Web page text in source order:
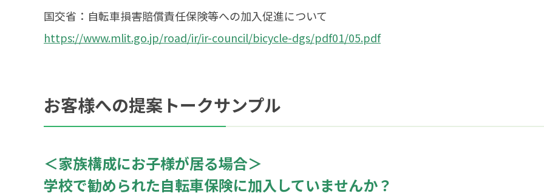
国交省：自転車損害賠償責任保険等への加入促進について
https://www.mlit.go.jp/road/ir/ir-council/bicycle-dgs/pdf01/05.pdf
お客様への提案トークサンプル
＜家族構成にお子様が居る場合＞
学校で勧められた自転車保険に加入していませんか？